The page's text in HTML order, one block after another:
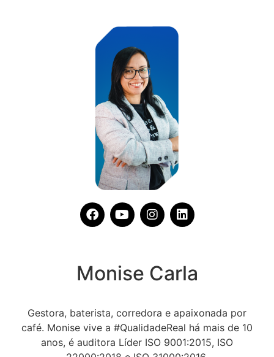
Monise Carla
Gestora, baterista, corredora e apaixonada por
café. Monise vive a #QualidadeReal há mais de 10
anos, é auditora Líder ISO 9001:2015, ISO